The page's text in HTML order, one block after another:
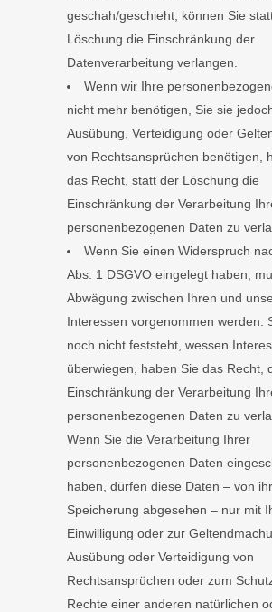
geschah/geschieht, können Sie
Löschung die Einschränkung der
Datenverarbeitung verlangen.
Wenn wir Ihre
nicht mehr benötigen, Sie sie
Ausübung, Verteidigung oder
von Rechtsansprüchen benötigen,
das Recht, statt der Löschung die
Einschränkung der Verarbeitung
personenbezogenen Daten zu
Wenn Sie einen Widerspruch
Abs. 1 DSGVO eingelegt haben,
Abwägung zwischen Ihren und
Interessen vorgenommen werden.
noch nicht feststeht, wessen
überwiegen, haben Sie das Recht,
Einschränkung der Verarbeitung
personenbezogenen Daten zu
Wenn Sie die Verarbeitung Ihrer
personenbezogenen Daten
haben, dürfen diese Daten – von
Speicherung abgesehen – nur mit
Einwilligung oder zur
Ausübung oder Verteidigung von
Rechtsansprüchen oder zum
Rechte einer anderen natürlichen